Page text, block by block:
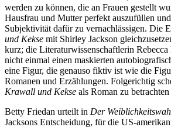
werden zu können, die an Frauen gestellt
Hausfrau und Mutter perfekt auszufüllen
Subjektivität dafür zu vernachlässigen. Die
und Kekse mit Shirley Jackson
kurz; die Literaturwissenschaftlerin
nicht einmal einen maskierten
eine Figur, die genauso fiktiv ist wie die
Romanen und Erzählungen. Folgerichtig
Krawall und Kekse als Roman zu
Betty Friedan urteilt in Der
Jacksons Entscheidung, für die US-